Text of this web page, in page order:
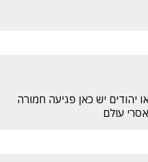
עולם